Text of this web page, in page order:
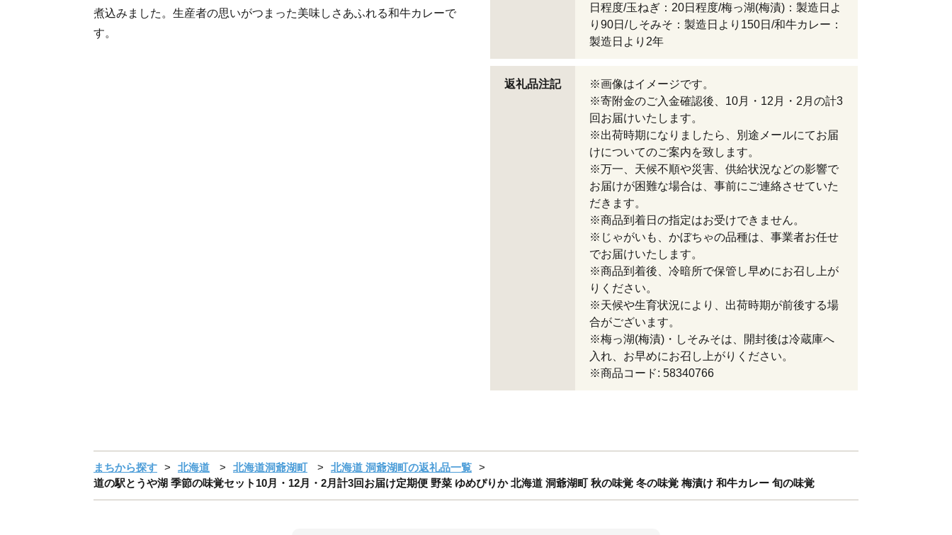
煮込みました。生産者の思いがつまった美味しさあふれる和牛カレーで
す。
日程度/玉ねぎ：20日程度/梅っ湖(梅漬)：製造日よ
り90日/しそみそ：製造日より150日/和牛カレー：
製造日より2年
返礼品注記
※画像はイメージです。
※寄附金のご入金確認後、10月・12月・2月の計3
回お届けいたします。
※出荷時期になりましたら、別途メールにてお届
けについてのご案内を致します。
※万一、天候不順や災害、供給状況などの影響で
お届けが困難な場合は、事前にご連絡させていた
だきます。
※商品到着日の指定はお受けできません。
※じゃがいも、かぼちゃの品種は、事業者お任せ
でお届けいたします。
※商品到着後、冷暗所で保管し早めにお召し上が
りください。
※天候や生育状況により、出荷時期が前後する場
合がございます。
※梅っ湖(梅漬)・しそみそは、開封後は冷蔵庫へ
入れ、お早めにお召し上がりください。
※商品コード: 58340766
まちから探す 北海道 北海道洞爺湖町
北海道 洞爺湖町の返礼品一覧
道の駅とうや湖 季節の味覚セット10月・12月・2月計3回お届け定期便 野菜 ゆめぴりか 北海道 洞爺湖町 秋の味覚 冬の味覚 梅漬け 和牛カレー 旬の味覚